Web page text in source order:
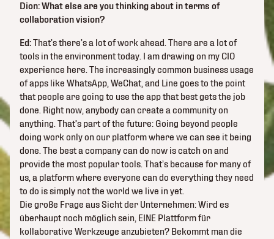
Dion: What else are you thinking about in terms of
collaboration vision?
Ed:That’s there’s a lot of work ahead. There are a lot of
tools in the environment today. I am drawing on my CIO
experience here. The increasingly common business usage
of apps like WhatsApp, WeChat, and Line goes to the point
that people are going to use the app that best gets the job
done. Right now, anybody can create a community on
anything. That’s part of the future: Going beyond people
doing work only on our platform where we can see it being
done. The best a company can do now is catch on and
provide the most popular tools. That’s because for many of
us, a platform where everyone can do everything they need
to do is simply not the world we live in yet.
Die große Frage aus Sicht der Unternehmen: Wird es
überhaupt noch möglich sein, EINE Plattform für
kollaborative Werkzeuge anzubieten? Bekommt man die